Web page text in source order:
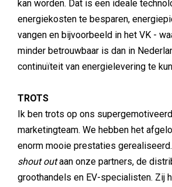
kan worden. Dat is een ideale
energiekosten te besparen,
vangen en bijvoorbeeld in het VK -
minder betrouwbaar is dan in
continuïteit van energielevering te
TROTS
Ik ben trots op ons
marketingteam. We hebben het
enorm mooie prestaties
shout outaan onze partners, de
groothandels en EV-specialisten. Zij